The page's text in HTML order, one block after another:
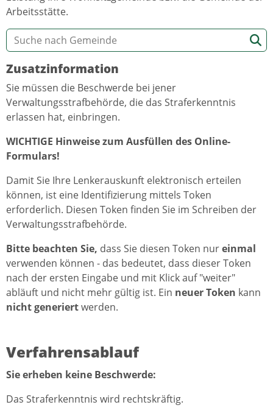
Arbeitsstätte.
Zusatzinformation
Sie müssen die Beschwerde bei jener
Verwaltungsstrafbehörde, die das Straferkenntnis
erlassen hat, einbringen.
WICHTIGE Hinweise zum Ausfüllen des Online-
Formulars!
Damit Sie Ihre Lenkerauskunft elektronisch erteilen
können, ist eine Identifizierung mittels Token
erforderlich. Diesen Token finden Sie im Schreiben der
Verwaltungsstrafbehörde.
Bitte beachten Sie, dass Sie diesen Token nureinmal
verwenden können - das bedeutet, dass dieser Token
nach der ersten Eingabe und mit Klick auf "weiter"
abläuft und nicht mehr gültig ist. Ein neuer Token kann
nicht generiertwerden.
Verfahrensablauf
Sie erheben keine Beschwerde:
Das Straferkenntnis wird rechtskräftig.